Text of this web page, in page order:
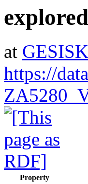
at
https://
Property